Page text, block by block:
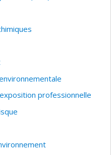
professionnelle